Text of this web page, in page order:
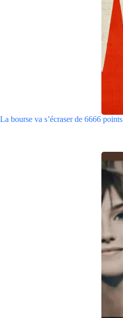
La bourse va s’écraser de 6666 points